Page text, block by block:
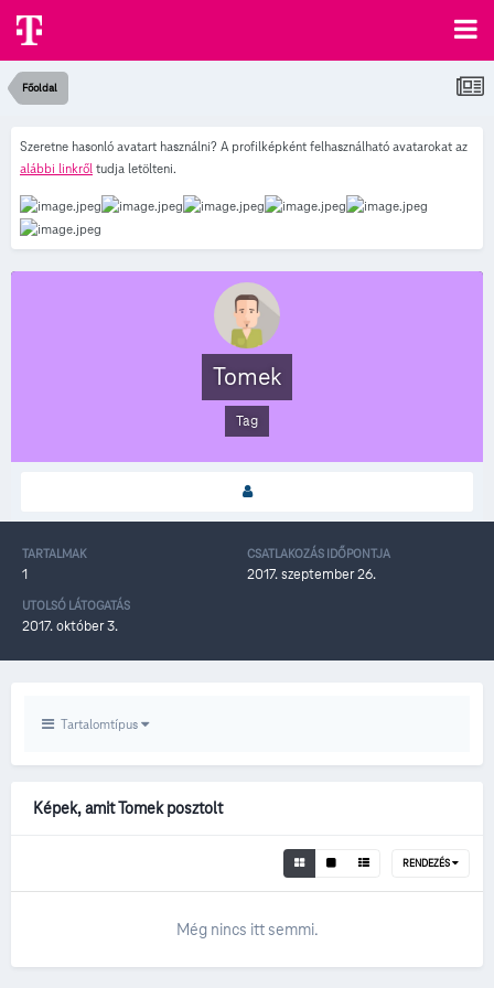
Főoldal
Szeretne hasonló avatart használni? A profilképként felhasználható avatarokat az
alábbi linkről tudja letölteni.
Tomek
Tag
TARTALMAK
1
CSATLAKOZÁS IDŐPONTJA
2017. szeptember 26.
UTOLSÓ LÁTOGATÁS
2017. október 3.
Tartalomtípus
Képek, amit Tomek posztolt
RENDEZÉS
Még nincs itt semmi.